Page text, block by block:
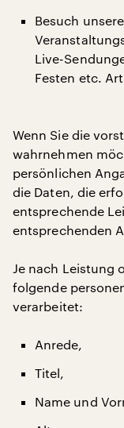
Besuch
Live-
Festen etc.
Wenn Sie die
wahrnehmen
persönlichen
die Daten, die
entsprechende
entsprechenden
Je nach Leistung
folgende
verarbeitet:
Anrede,
Titel,
Name und